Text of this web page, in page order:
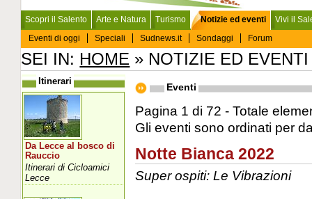
Scopri il Salento Arte e Natura Turismo
Notizie ed eventi
Eventi di oggi
Speciali Sudnews.it Sondaggi Forum
Vivi il
SEI IN: HOME » NOTIZIE ED EVENTI
Eventi
Pagina 1 di 72 - Totale
Gli eventi sono ordinati per
Notte Bianca 2022
Super ospiti: Le Vibrazioni
Itinerari
Da Lecce al bosco di
Rauccio
Itinerari di Cicloamici
Lecce